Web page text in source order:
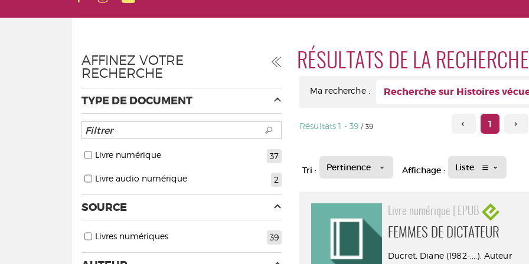
RÉSULTATS DE LA RECHERCHE
Ma recherche : Recherche sur Histoires
Résultats1 - 39 / 39 1
Tri : Pertinence Affichage : Liste
Livre numérique | EPUB
FEMMES DE DICTATEUR
Ducret, Diane (1982-....). Auteur
AFFINEZ VOTRE
RECHERCHE
TYPE DE DOCUMENT
37
Livre numérique
2
Livre audio numérique
SOURCE
39
Livres numériques